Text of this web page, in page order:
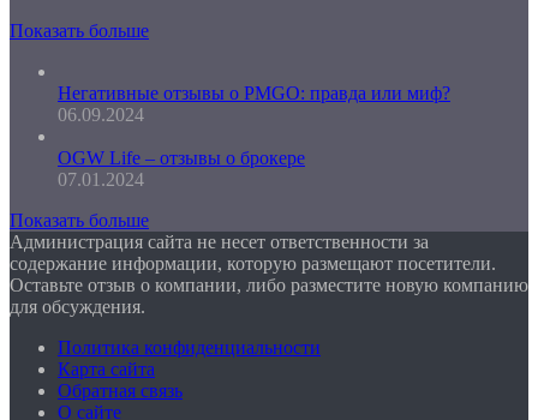
Показать больше
Негативные отзывы о PMGO: правда или миф?
06.09.2024
OGW Life – отзывы о брокере
07.01.2024
Показать больше
Администрация сайта не несет ответственности за
содержание информации, которую размещают посетители.
Оставьте отзыв о компании, либо разместите новую компанию
для обсуждения.
Политика конфиденциальности
Карта сайта
Обратная связь
О сайте